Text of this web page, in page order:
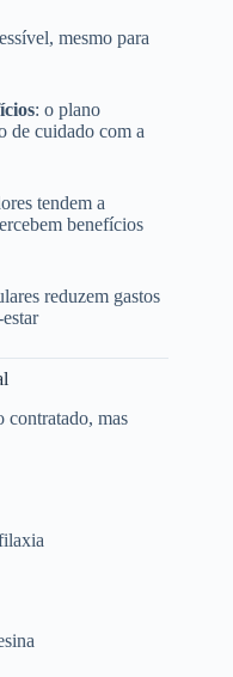
mesmo para
: o plano
de cuidado com a
tendem a
benefícios
reduzem gastos
contratado, mas